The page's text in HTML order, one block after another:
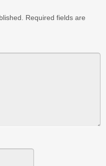
Required fields are